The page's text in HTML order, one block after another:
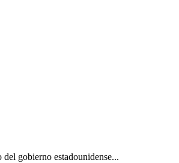
gobierno estadounidense...